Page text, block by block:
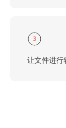
3
让文件进